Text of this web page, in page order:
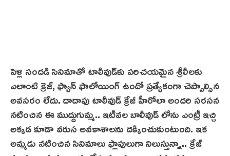
పెళ్లి సందడి సినిమాతో టాలీవుడ్‌కు పరిచయమైన శ్రీ‌లీల‌కు
ఎలాంటి క్రెజ్‌, ఫ్యాన్ ఫాలోయింగ్ ఉందో ప్రత్యేకంగా చెప్పాల్సిన
అవసరం లేదు. దాదాపు టాలీవుడ్ క్రేజీ హీరోలా అందరి సరసన
నటించిన ఈ ముద్దుగుమ్మ.. ఇటీవల బాలీవుడ్ లోను ఎంట్రీ ఇచ్చి
అక్కడ కూడా వరుస అవకాశాలను దక్కించుకుంటుంది. ఇక
అమ్మడు నటించిన సినిమాలు ఫ్లాపులుగా నిలుస్తున్నా.. క్రేజ్